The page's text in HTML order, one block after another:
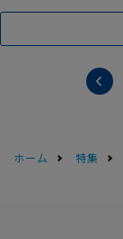
ホーム 特集